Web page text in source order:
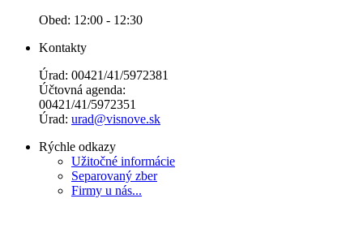
Obed: 12:00 - 12:30
Kontakty
Úrad: 00421/41/5972381
Účtovná agenda:
00421/41/5972351
Úrad: urad@visnove.sk
Rýchle odkazy
Užitočné informácie
Separovaný zber
Firmy u nás...